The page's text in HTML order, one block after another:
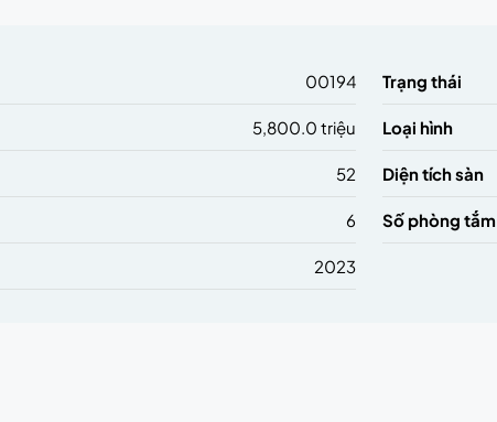
00194 Trạng thái
5,800.0 triệu Loại hình
52 Diện tích sàn
6 Số phòng tắm
2023